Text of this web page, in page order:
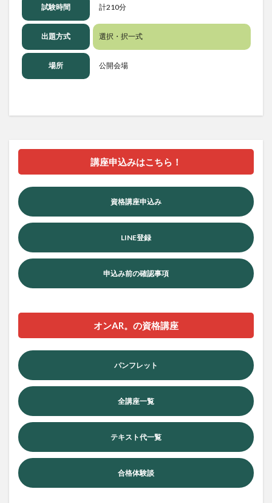
試験時間 計210分
出題方式 選択・択一式
場所 公開会場
講座申込みはこちら！
資格講座申込み
LINE登録
申込み前の確認事項
オンAR。の資格講座
パンフレット
全講座一覧
テキスト代一覧
合格体験談